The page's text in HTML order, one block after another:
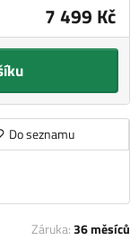
7 499 Kč
Do seznamu
Záruka:36 měsíců